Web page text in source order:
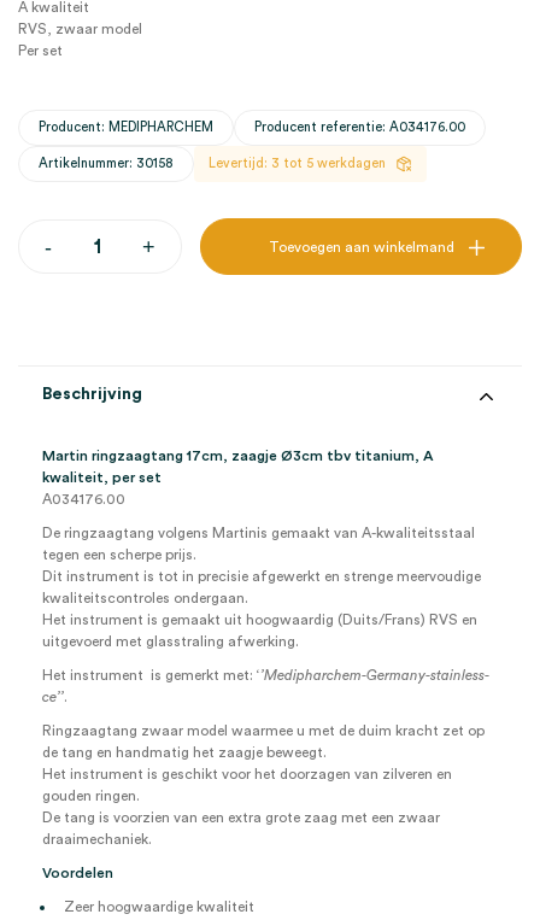
A kwaliteit
RVS, zwaar model
Per set
Producent: MEDIPHARCHEM Producent referentie: A034176.00
Artikelnummer: 30158 Levertijd: 3 tot 5 werkdagen
-Martin
A
kwaliteit
aantal
+ Toevoegen aan winkelmand
Beschrijving
Martin ringzaagtang 17cm, zaagje Ø3cm tbv titanium, A
kwaliteit, per set
A034176.00
De ringzaagtang volgens Martinis gemaakt van A-kwaliteitsstaal
tegen een scherpe prijs.
Dit instrument is tot in precisie afgewerkt en strenge meervoudige
kwaliteitscontroles ondergaan.
Het instrument is gemaakt uit hoogwaardig (Duits/Frans) RVS en
uitgevoerd met glasstraling afwerking.
Het instrument is gemerkt met: ‘’Medipharchem-Germany-stainless-
ce’’.
Ringzaagtang zwaar model waarmee u met de duim kracht zet op
de tang en handmatig het zaagje beweegt.
Het instrument is geschikt voor het doorzagen van zilveren en
gouden ringen.
De tang is voorzien van een extra grote zaag met een zwaar
draaimechaniek.
Voordelen
Zeer hoogwaardige kwaliteit